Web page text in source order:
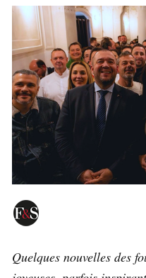
Quelques nouvelles des